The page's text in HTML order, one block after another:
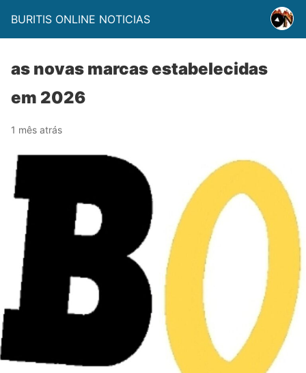
BURITIS ONLINE NOTICIAS
as novas marcas estabelecidas
em 2026
1 mês atrás